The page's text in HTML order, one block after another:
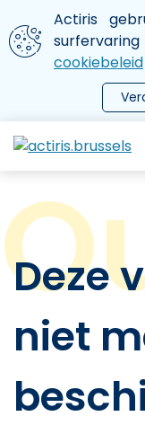
Aller au contenu
We gebruiken
Actiris
surfervaring
cookiebeleid
le menu
Deze
niet